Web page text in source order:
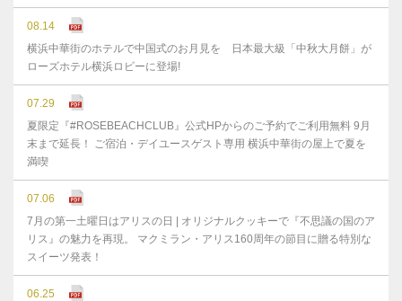
08.14
横浜中華街のホテルで中国式のお月見を 日本最大級「中秋大月餅」が
ローズホテル横浜ロビーに登場!
07.29
夏限定『#ROSEBEACHCLUB』公式HPからのご予約でご利用無料 9月
末まで延⻑！ ご宿泊・デイユースゲスト専用 横浜中華街の屋上で夏を
満喫
07.06
7月の第一土曜日はアリスの日 | オリジナルクッキーで『不思議の国のア
リス』の魅力を再現。 マクミラン・アリス160周年の節目に贈る特別な
スイーツ発表！
06.25